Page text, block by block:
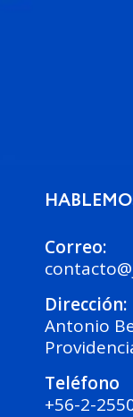
Correo:
Dirección:
Antonio
Teléfono
+56-2-